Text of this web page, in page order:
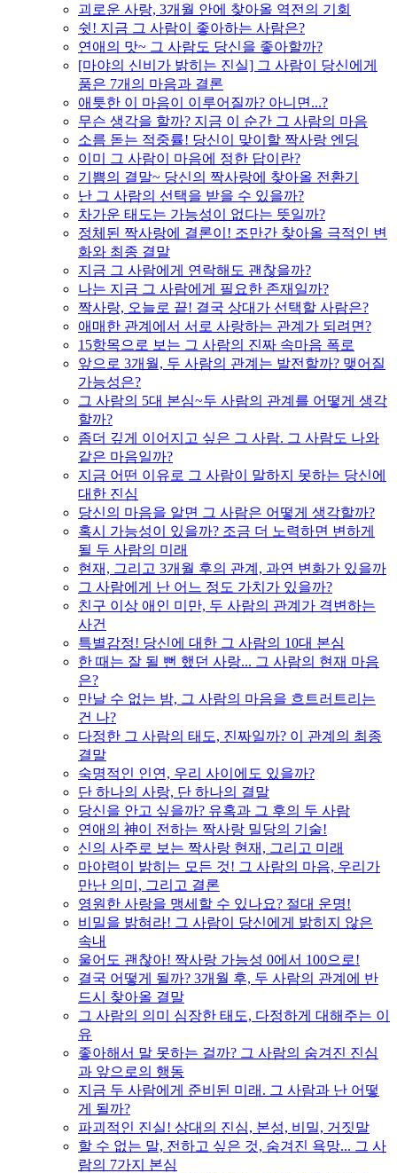
괴로운 사랑, 3개월 안에 찾아올 역전의 기회
쉿! 지금 그 사람이 좋아하는 사람은?
연애의 맛~ 그 사람도 당신을 좋아할까?
[마야의 신비가 밝히는 진실] 그 사람이 당신에게
품은 7개의 마음과 결론
애틋한 이 마음이 이루어질까? 아니면...?
무슨 생각을 할까? 지금 이 순간 그 사람의 마음
소름 돋는 적중률! 당신이 맞이할 짝사랑 엔딩
이미 그 사람이 마음에 정한 답이란?
기쁨의 결말~ 당신의 짝사랑에 찾아올 전환기
난 그 사람의 선택을 받을 수 있을까?
차가운 태도는 가능성이 없다는 뜻일까?
정체된 짝사랑에 결론이! 조만간 찾아올 극적인 변
화와 최종 결말
지금 그 사람에게 연락해도 괜찮을까?
나는 지금 그 사람에게 필요한 존재일까?
짝사랑, 오늘로 끝! 결국 상대가 선택할 사람은?
애매한 관계에서 서로 사랑하는 관계가 되려면?
15항목으로 보는 그 사람의 진짜 속마음 폭로
앞으로 3개월, 두 사람의 관계는 발전할까? 맺어질
가능성은?
그 사람의 5대 본심~두 사람의 관계를 어떻게 생각
할까?
좀더 깊게 이어지고 싶은 그 사람. 그 사람도 나와
같은 마음일까?
지금 어떤 이유로 그 사람이 말하지 못하는 당신에
대한 진심
당신의 마음을 알면 그 사람은 어떻게 생각할까?
혹시 가능성이 있을까? 조금 더 노력하면 변하게
될 두 사람의 미래
현재, 그리고 3개월 후의 관계, 과연 변화가 있을까
그 사람에게 난 어느 정도 가치가 있을까?
친구 이상 애인 미만, 두 사람의 관계가 격변하는
사건
특별감정! 당신에 대한 그 사람의 10대 본심
한 때는 잘 될 뻔 했던 사랑... 그 사람의 현재 마음
은?
만날 수 없는 밤, 그 사람의 마음을 흐트러트리는
건 나?
다정한 그 사람의 태도, 진짜일까? 이 관계의 최종
결말
숙명적인 인연, 우리 사이에도 있을까?
단 하나의 사랑, 단 하나의 결말
당신을 안고 싶을까? 유혹과 그 후의 두 사람
연애의 神이 전하는 짝사랑 밀당의 기술!
신의 사주로 보는 짝사랑 현재, 그리고 미래
마야력이 밝히는 모든 것! 그 사람의 마음, 우리가
만난 의미, 그리고 결론
영원한 사랑을 맹세할 수 있나요? 절대 운명!
비밀을 밝혀라! 그 사람이 당신에게 밝히지 않은
속내
울어도 괜찮아! 짝사랑 가능성 0에서 100으로!
결국 어떻게 될까? 3개월 후, 두 사람의 관계에 반
드시 찾아올 결말
그 사람의 의미 심장한 태도, 다정하게 대해주는 이
유
좋아해서 말 못하는 걸까? 그 사람의 숨겨진 진심
과 앞으로의 행동
지금 두 사람에게 준비된 미래. 그 사람과 난 어떻
게 될까?
파괴적인 진실! 상대의 진심, 본성, 비밀, 거짓말
할 수 없는 말, 전하고 싶은 것, 숨겨진 욕망... 그 사
람의 7가지 본심